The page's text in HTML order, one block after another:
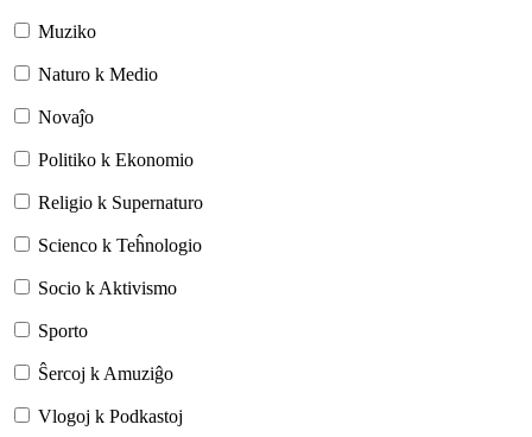
Muziko
Naturo k Medio
Novaĵo
Politiko k Ekonomio
Religio k Supernaturo
Scienco k Teĥnologio
Socio k Aktivismo
Sporto
Ŝercoj k Amuziĝo
Vlogoj k Podkastoj